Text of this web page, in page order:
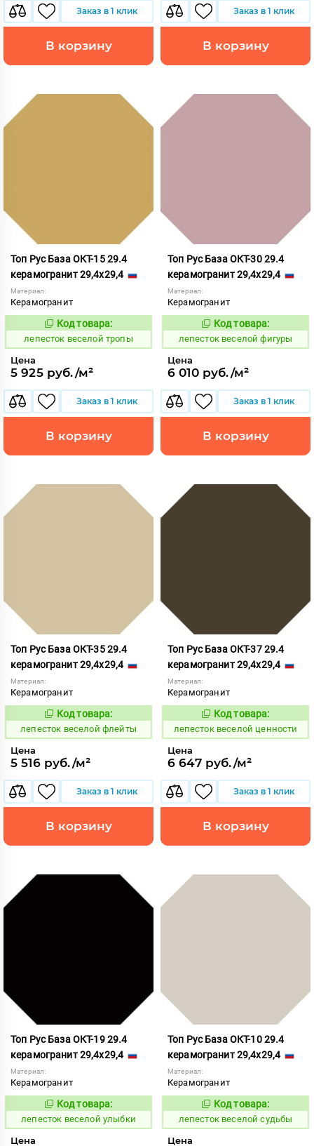
Заказ в 1 клик
В корзину
Заказ в 1 клик
В корзину
Топ Рус База ОКТ-15 29.4
керамогранит 29,4x29,4
Материал:
Керамогранит
860608
Код товара:
лепесток веселой тропы
Цена
5 925 руб./м²
Заказ в 1 клик
В корзину
Топ Рус База ОКТ-30 29.4
керамогранит 29,4x29,4
Материал:
Керамогранит
860615
Код товара:
лепесток веселой фигуры
Цена
6 010 руб./м²
Заказ в 1 клик
В корзину
Топ Рус База ОКТ-35 29.4
керамогранит 29,4x29,4
Материал:
Керамогранит
860616
Код товара:
лепесток веселой флейты
Цена
5 516 руб./м²
Заказ в 1 клик
В корзину
Топ Рус База ОКТ-37 29.4
керамогранит 29,4x29,4
Материал:
Керамогранит
860617
Код товара:
лепесток веселой ценности
Цена
6 647 руб./м²
Заказ в 1 клик
В корзину
Топ Рус База ОКТ-19 29.4
керамогранит 29,4x29,4
Материал:
Керамогранит
860611
Код товара:
лепесток веселой улыбки
Цена
Топ Рус База ОКТ-10 29.4
керамогранит 29,4x29,4
Материал:
Керамогранит
860599
Код товара:
лепесток веселой судьбы
Цена